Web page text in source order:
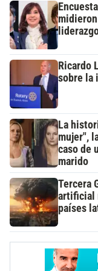
Ricardo
sobre la
La
mujer",
caso de
marido
Tercera
artificial
países